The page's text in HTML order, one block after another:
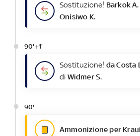
Sostituzione! Barkok A.
Onisiwo K.
90'+1'
Sostituzione! da Costa
di Widmer S.
90'
Ammonizione per